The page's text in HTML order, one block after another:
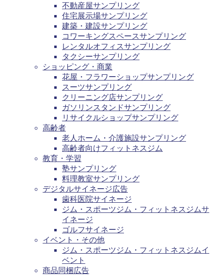
不動産屋サンプリング
住宅展示場サンプリング
建築・建設サンプリング
コワーキングスペースサンプリング
レンタルオフィスサンプリング
タクシーサンプリング
ショッピング・商業
花屋・フラワーショップサンプリング
スーツサンプリング
クリーニング店サンプリング
ガソリンスタンドサンプリング
リサイクルショップサンプリング
高齢者
老人ホーム・介護施設サンプリング
高齢者向けフィットネスジム
教育・学習
塾サンプリング
料理教室サンプリング
デジタルサイネージ広告
歯科医院サイネージ
ジム・スポーツジム・フィットネスジムサ
イネージ
ゴルフサイネージ
イベント・その他
ジム・スポーツジム・フィットネスジムイ
ベント
商品同梱広告